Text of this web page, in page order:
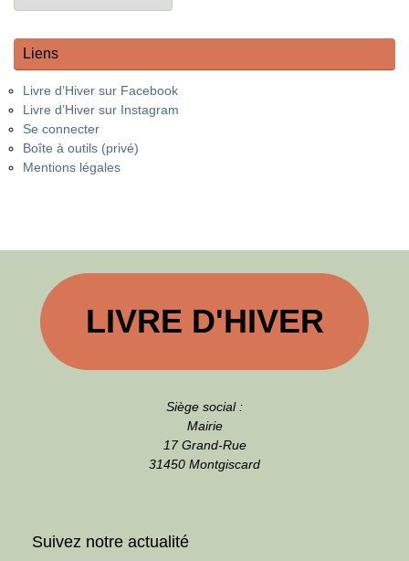
Liens
Livre d’Hiver sur Facebook
Livre d’Hiver sur Instagram
Se connecter
Boîte à outils (privé)
Mentions légales
LIVRE D'HIVER
Siège social :
Mairie
17 Grand-Rue
31450 Montgiscard
Suivez notre actualité